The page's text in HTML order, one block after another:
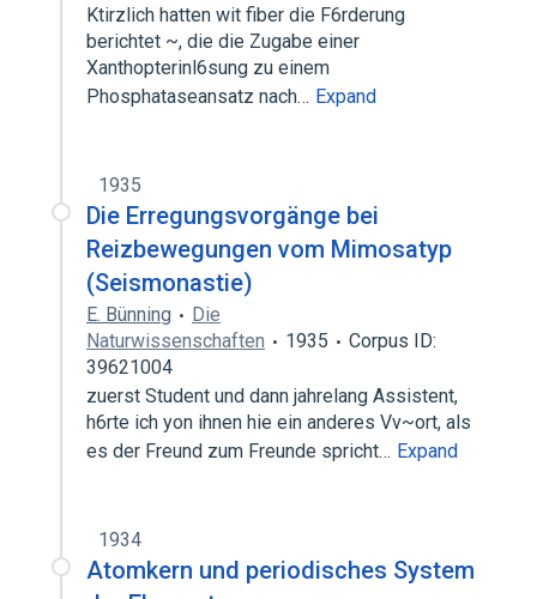
Ktirzlich hatten wit fiber die F6rderung
berichtet ~, die die Zugabe einer
Xanthopterinl6sung zu einem
Phosphataseansatz nach… Expand
1935
Die Erregungsvorgänge bei
Reizbewegungen vom Mimosatyp
(Seismonastie)
E. Bünning
Die
Naturwissenschaften
1935
Corpus ID:
39621004
zuerst Student und dann jahrelang Assistent,
h6rte ich yon ihnen hie ein anderes Vv~ort, als
es der Freund zum Freunde spricht… Expand
1934
Atomkern und periodisches System